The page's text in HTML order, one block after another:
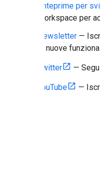
Anteprime per
Workspace per
Newsletter —
di nuove
Twitter —
YouTube —